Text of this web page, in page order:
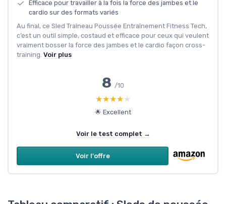
Efficace pour travailler à la fois la force des jambes et le
cardio sur des formats variés
Au final, ce Sled Traîneau Poussée Entraînement Fitness Tech,
c’est un outil simple, costaud et efficace pour ceux qui veulent
vraiment bosser la force des jambes et le cardio façon cross-
training. Voir plus
8 /10
★★★★★
★★★★★
🌟 Excellent
Voir le test complet →
Voir l'offre